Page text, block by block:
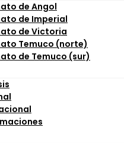
de Angol
de Imperial
de Victoria
Temuco (norte)
de Temuco (sur)